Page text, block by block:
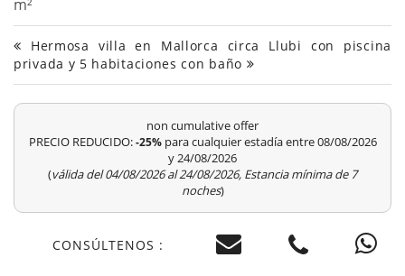
m²
Hermosa villa en Mallorca circa Llubi con piscina
privada y 5 habitaciones con baño
non cumulative offer
PRECIO REDUCIDO:-25%para cualquier estadía entre 08/08/2026
y 24/08/2026
(válida del 04/08/2026 al 24/08/2026, Estancia mínima de 7
noches)
CONSÚLTENOS :